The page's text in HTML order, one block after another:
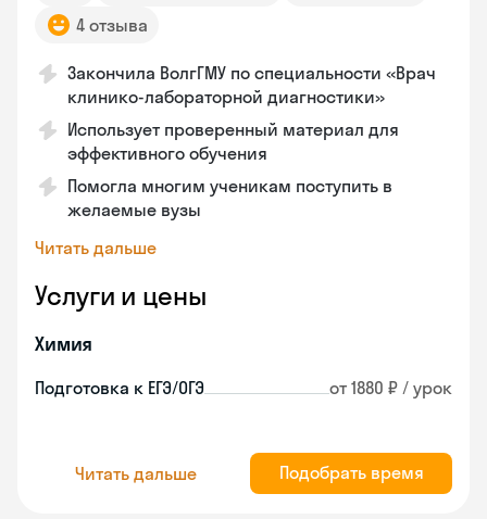
4 отзыва
Закончила ВолгГМУ по специальности «Врач
клинико-лабораторной диагностики»
Использует проверенный материал для
эффективного обучения
Помогла многим ученикам поступить в
желаемые вузы
Читать дальше
Услуги и цены
Химия
Подготовка к ЕГЭ/ОГЭ от 1880 ₽ / урок
Читать дальше Подобрать время